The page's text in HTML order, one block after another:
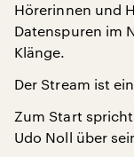
Hörerinnen und
Datenspuren im
Klänge.
Der Stream ist
Zum Start
Udo Noll über